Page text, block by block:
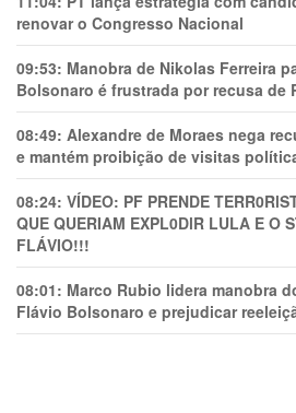
renovar o Congresso Nacional
09:53: Manobra de Nikolas Ferreira
Bolsonaro é frustrada por recusa de
08:49: Alexandre de Moraes nega
e mantém proibição de visitas
08:24: VÍDEO: PF PRENDE
QUE QUERIAM EXPL0DlR LULA E O
FLÁVIO!!!
08:01: Marco Rubio lidera manobra
Flávio Bolsonaro e prejudicar